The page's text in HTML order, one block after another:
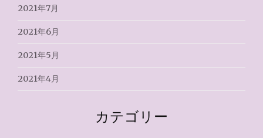
2021年7月
2021年6月
2021年5月
2021年4月
カテゴリー